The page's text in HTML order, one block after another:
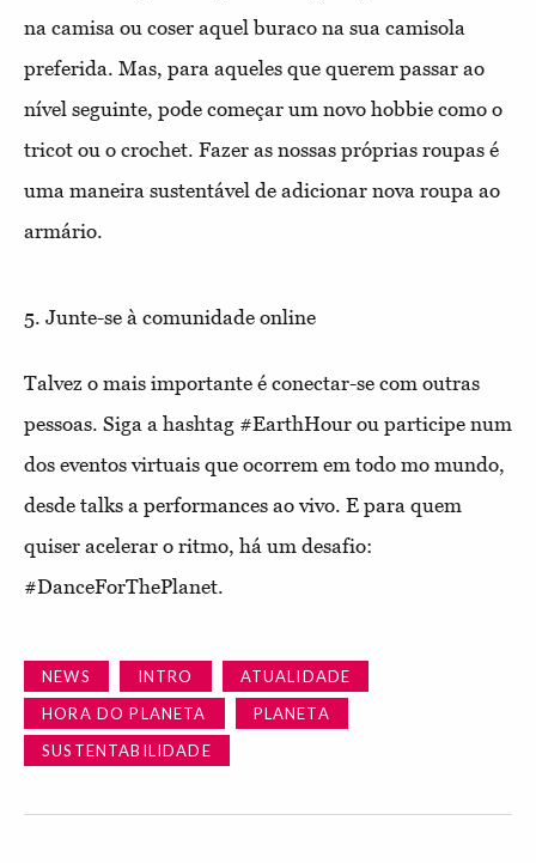
na camisa ou coser aquel buraco na sua camisola
preferida. Mas, para aqueles que querem passar ao
nível seguinte, pode começar um novo hobbie como o
tricot ou o crochet. Fazer as nossas próprias roupas é
uma maneira sustentável de adicionar nova roupa ao
armário.
5. Junte-se à comunidade online
Talvez o mais importante é conectar-se com outras
pessoas. Siga a hashtag #EarthHour ou participe num
dos eventos virtuais que ocorrem em todo mo mundo,
desde talks a performances ao vivo. E para quem
quiser acelerar o ritmo, há um desafio:
#DanceForThePlanet.
NEWS INTRO
ATUALIDADE
HORA DO PLANETA
PLANETA
SUSTENTABILIDADE